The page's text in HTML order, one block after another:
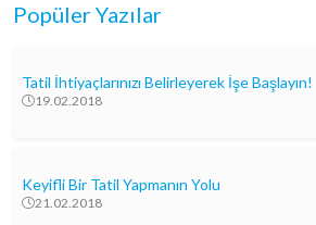
Popüler Yazılar
Tatil İhtiyaçlarınızı Belirleyerek İşe Başlayın!
19.02.2018
Keyifli Bir Tatil Yapmanın Yolu
21.02.2018